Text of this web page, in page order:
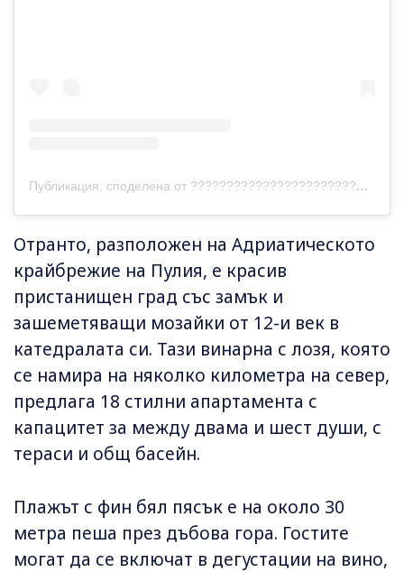
Публикация, споделена от ???????????????????????? ???????????????????????????? (@tenutacorallo)
Отранто, разположен на Адриатическото
крайбрежие на Пулия, е красив
пристанищен град със замък и
зашеметяващи мозайки от 12-и век в
катедралата си. Тази винарна с лозя, която
се намира на няколко километра на север,
предлага 18 стилни апартамента с
капацитет за между двама и шест души, с
тераси и общ басейн.
Плажът с фин бял пясък е на около 30
метра пеша през дъбова гора. Гостите
могат да се включат в дегустации на вино,